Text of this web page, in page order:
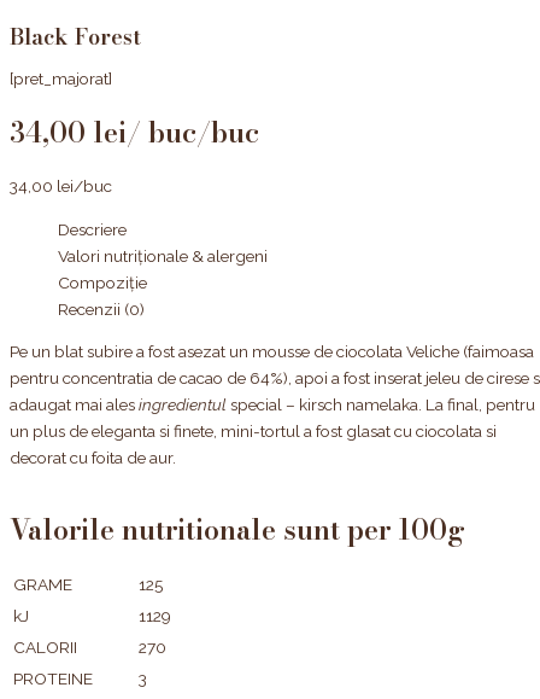
Black Forest
[pret_majorat]
34,00 lei /buc
34,00 lei/buc
Descriere
Valori nutriționale & alergeni
Compoziție
Recenzii (0)
Pe un blat subire a fost asezat un mousse de ciocolata Veliche (faimoasa
pentru concentratia de cacao de 64%), apoi a fost inserat jeleu de cirese
adaugat mai alesingredientul special – kirsch namelaka. La final, pentru
un plus de eleganta si finete, mini-tortul a fost glasat cu ciocolata si
decorat cu foita de aur.
Valorile nutritionale sunt per 100g
GRAME
125
kJ
1129
CALORII
270
PROTEINE
3